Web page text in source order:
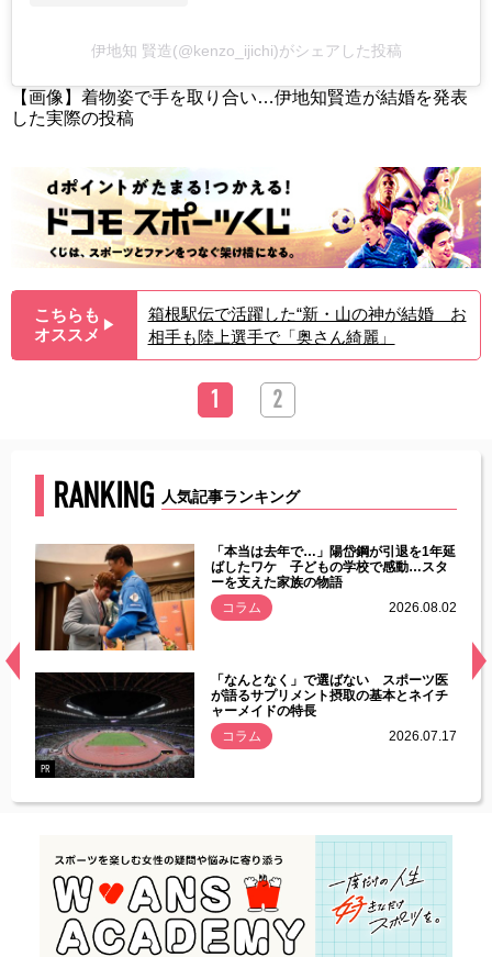
伊地知 賢造(@kenzo_ijichi)がシェアした投稿
【画像】着物姿で手を取り合い…伊地知賢造が結婚を発表
した実際の投稿
こちらも
オススメ ▶︎
箱根駅伝で活躍した“新・山の神が結婚 お
相手も陸上選手で「奥さん綺麗」
1 2
RANKING 人気記事ランキング
常
「本当は去年で…」陽岱鋼が引退を1年延
ばしたワケ 子どもの学校で感動…スタ
ーを支えた家族の物語
コラム
2026.08.02
PR
「なんとなく」で選ばない スポーツ医
が語るサプリメント摂取の基本とネイチ
ャーメイドの特長
コラム
2026.07.17